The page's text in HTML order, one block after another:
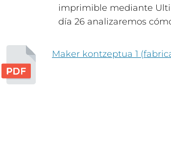
imprimible mediante
día 26 analizaremos
Maker kontzeptua 1